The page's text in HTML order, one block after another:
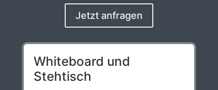
Jetzt anfragen
Whiteboard und
Stehtisch